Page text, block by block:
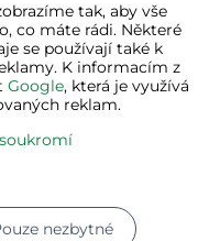
tak, aby vše
co máte rádi. Některé
se používají také k
K informacím z
Google, která je využívá
reklam.
nezbytné